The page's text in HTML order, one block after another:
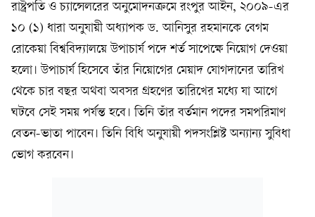
রাষ্ট্রপতি ও চ্যান্সেলরের অনুমোদনক্রমে রংপুর আইন, ২০০৯-এর
১০ (১) ধারা অনুযায়ী অধ্যাপক ড. আনিসুর রহমানকে বেগম
রোকেয়া বিশ্ববিদ্যালয়ে উপাচার্য পদে শর্ত সাপেক্ষে নিয়োগ দেওয়া
হলো। উপাচার্য হিসেবে তাঁর নিয়োগের মেয়াদ যোগদানের তারিখ
থেকে চার বছর অথবা অবসর গ্রহণের তারিখের মধ্যে যা আগে
ঘটবে সেই সময় পর্যন্ত হবে। তিনি তাঁর বর্তমান পদের সমপরিমাণ
বেতন-ভাতা পাবেন। তিনি বিধি অনুযায়ী পদসংশ্লিষ্ট অন্যান্য সুবিধা
ভোগ করবেন।